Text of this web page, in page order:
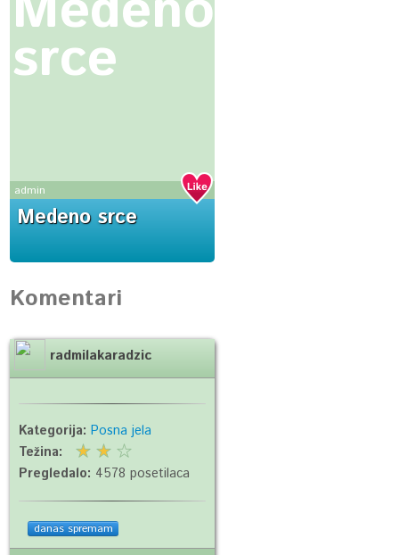
srce
admin
Medeno srce
Komentari
radmilakaradzic
Kategorija:Posna jela
Težina:
Pregledalo: 4578 posetilaca
danas spremam